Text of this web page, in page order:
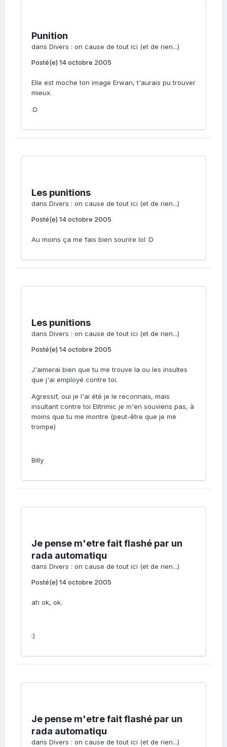
Punition
dans Divers : on cause de tout ici (et de rien...)
Posté(e) 14 octobre 2005
Elle est moche ton image Erwan, t'aurais pu trouver
mieux.
:D
Les punitions
dans Divers : on cause de tout ici (et de rien...)
Posté(e) 14 octobre 2005
Au moins ça me fais bien sourire lol :D
Les punitions
dans Divers : on cause de tout ici (et de rien...)
Posté(e) 14 octobre 2005
J'aimerai bien que tu me trouve la ou les insultes
que j'ai employé contre toi.
Agressif, oui je l'ai été je le reconnais, mais
insultant contre toi Elitrimic je m'en souviens pas, à
moins que tu me montre (peut-être que je me
trompe)
Billy
Je pense m'etre fait flashé par un
rada automatiqu
dans Divers : on cause de tout ici (et de rien...)
Posté(e) 14 octobre 2005
ah ok, ok.
:)
Je pense m'etre fait flashé par un
rada automatiqu
dans Divers : on cause de tout ici (et de rien...)